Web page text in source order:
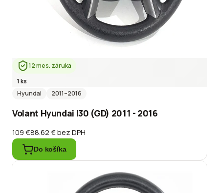
12 mes. záruka
1 ks
Hyundai
2011–2016
Volant Hyundai I30 (GD) 2011 - 2016
109 €88.62 €bez DPH
Do košíka